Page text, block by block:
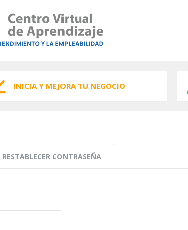
INICIA Y MEJORA TU NEGOCIO
RESTABLECER CONTRASEÑA